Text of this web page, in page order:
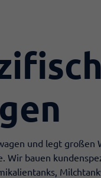
und legt großen
bauen